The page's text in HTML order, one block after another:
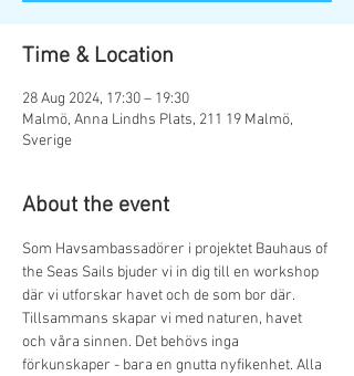
Time & Location
28 Aug 2024, 17:30 – 19:30
Malmö, Anna Lindhs Plats, 211 19 Malmö,
Sverige
About the event
Som Havsambassadörer i projektet Bauhaus of
the Seas Sails bjuder vi in dig till en workshop
där vi utforskar havet och de som bor där.
Tillsammans skapar vi med naturen, havet
och våra sinnen. Det behövs inga
förkunskaper - bara en gnutta nyfikenhet. Alla